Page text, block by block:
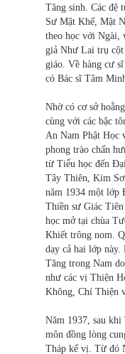
Tăng sinh. Các đệ
Sư Mật Khế, Mật
theo học với Ngài,
giả Như Lai trụ cột
giáo. Về hàng cư
có Bác sĩ Tâm
Nhờ có cơ sở
cùng với các bậc
An Nam Phật Học
phong trào chấn
từ Tiểu học đến
Tây Thiên, Kim
năm 1934 một lớp
Thiền sư Giác
học mở tại chùa
Khiết trông nom.
dạy cả hai lớp
Tăng trong Nam
như các vị Thiện
Không, Chí Thiện
Năm 1937, sau khi
môn đồng lòng
Tháp kế vị. Từ đó